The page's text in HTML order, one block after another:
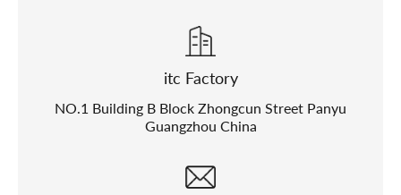
itc Factory
NO.1 Building B Block Zhongcun Street Panyu
Guangzhou China